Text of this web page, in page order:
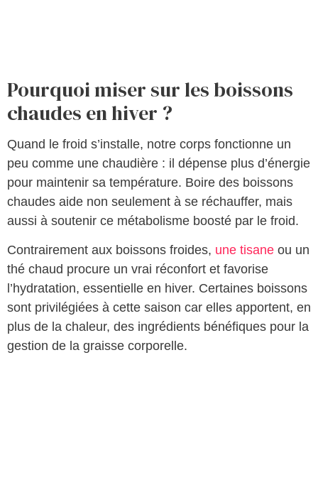
Pourquoi miser sur les boissons
chaudes en hiver ?
Quand le froid s’installe, notre corps fonctionne un
peu comme une chaudière : il dépense plus d’énergie
pour maintenir sa température. Boire des boissons
chaudes aide non seulement à se réchauffer, mais
aussi à soutenir ce métabolisme boosté par le froid.
Contrairement aux boissons froides, une tisane ou un
thé chaud procure un vrai réconfort et favorise
l’hydratation, essentielle en hiver. Certaines boissons
sont privilégiées à cette saison car elles apportent, en
plus de la chaleur, des ingrédients bénéfiques pour la
gestion de la graisse corporelle.